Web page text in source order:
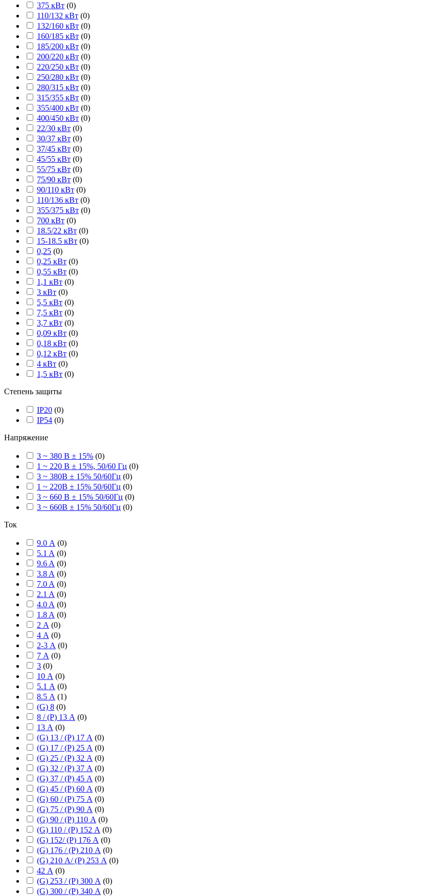
375 кВт (0)
110/132 кВт (0)
132/160 кВт (0)
160/185 кВт (0)
185/200 кВт (0)
200/220 кВт (0)
220/250 кВт (0)
250/280 кВт (0)
280/315 кВт (0)
315/355 кВт (0)
355/400 кВт (0)
400/450 кВт (0)
22/30 кВт (0)
30/37 кВт (0)
37/45 кВт (0)
45/55 кВт (0)
55/75 кВт (0)
75/90 кВт (0)
90/110 кВт (0)
110/136 кВт (0)
355/375 кВт (0)
700 кВт (0)
18.5/22 кВт (0)
15-18.5 кВт (0)
0,25 (0)
0,25 кВт (0)
0,55 кВт (0)
1,1 кВт (0)
3 кВт (0)
5,5 кВт (0)
7,5 кВт (0)
3,7 кВт (0)
0,09 кВт (0)
0,18 кВт (0)
0,12 кВт (0)
4 кВт (0)
1,5 кВт (0)
Степень защиты
IP20 (0)
IP54 (0)
Напряжение
3 ~ 380 В ± 15% (0)
1 ~ 220 В ± 15%, 50/60 Гц (0)
3 ~ 380В ± 15% 50/60Гц (0)
1 ~ 220В ± 15% 50/60Гц (0)
3 ~ 660 В ± 15% 50/60Гц (0)
3 ~ 660В ± 15% 50/60Гц (0)
Ток
9.0 А (0)
5.1 A (0)
9.6 A (0)
3.8 A (0)
7.0 A (0)
2.1 A (0)
4.0 A (0)
1.8 A (0)
2 А (0)
4 А (0)
2-3 А (0)
7 А (0)
3 (0)
10 А (0)
5.1 А (0)
8.5 А (1)
(G) 8 (0)
8 / (P) 13 А (0)
13 А (0)
(G) 13 / (P) 17 А (0)
(G) 17 / (P) 25 А (0)
(G) 25 / (P) 32 А (0)
(G) 32 / (P) 37 А (0)
(G) 37 / (P) 45 А (0)
(G) 45 / (P) 60 А (0)
(G) 60 / (P) 75 А (0)
(G) 75 / (P) 90 А (0)
(G) 90 / (P) 110 А (0)
(G) 110 / (P) 152 А (0)
(G) 152/ (P) 176 А (0)
(G) 176 / (P) 210 А (0)
(G) 210 А/ (P) 253 А (0)
42 А (0)
(G) 253 / (P) 300 А (0)
(G) 300 / (P) 340 А (0)